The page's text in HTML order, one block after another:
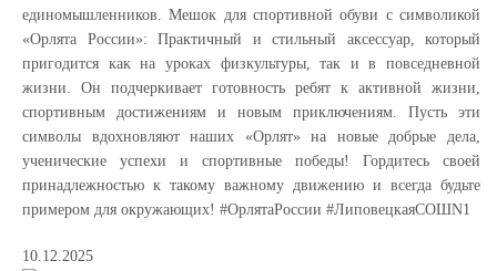
единомышленников. Мешок для спортивной обуви с символикой
«Орлята России»: Практичный и стильный аксессуар, который
пригодится как на уроках физкультуры, так и в повседневной
жизни. Он подчеркивает готовность ребят к активной жизни,
спортивным достижениям и новым приключениям. Пусть эти
символы вдохновляют наших «Орлят» на новые добрые дела,
ученические успехи и спортивные победы! Гордитесь своей
принадлежностью к такому важному движению и всегда будьте
примером для окружающих! #ОрлятаРоссии #ЛиповецкаяСОШN1
10.12.2025